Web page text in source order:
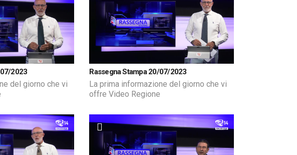
2023
del giorno che vi
Rassegna Stampa 20/07/2023
La prima informazione del giorno che vi
offre Video Regione